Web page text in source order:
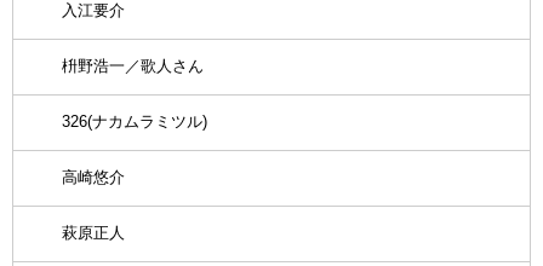
入江要介
枡野浩一／歌人さん
326(ナカムラミツル)
高崎悠介
萩原正人